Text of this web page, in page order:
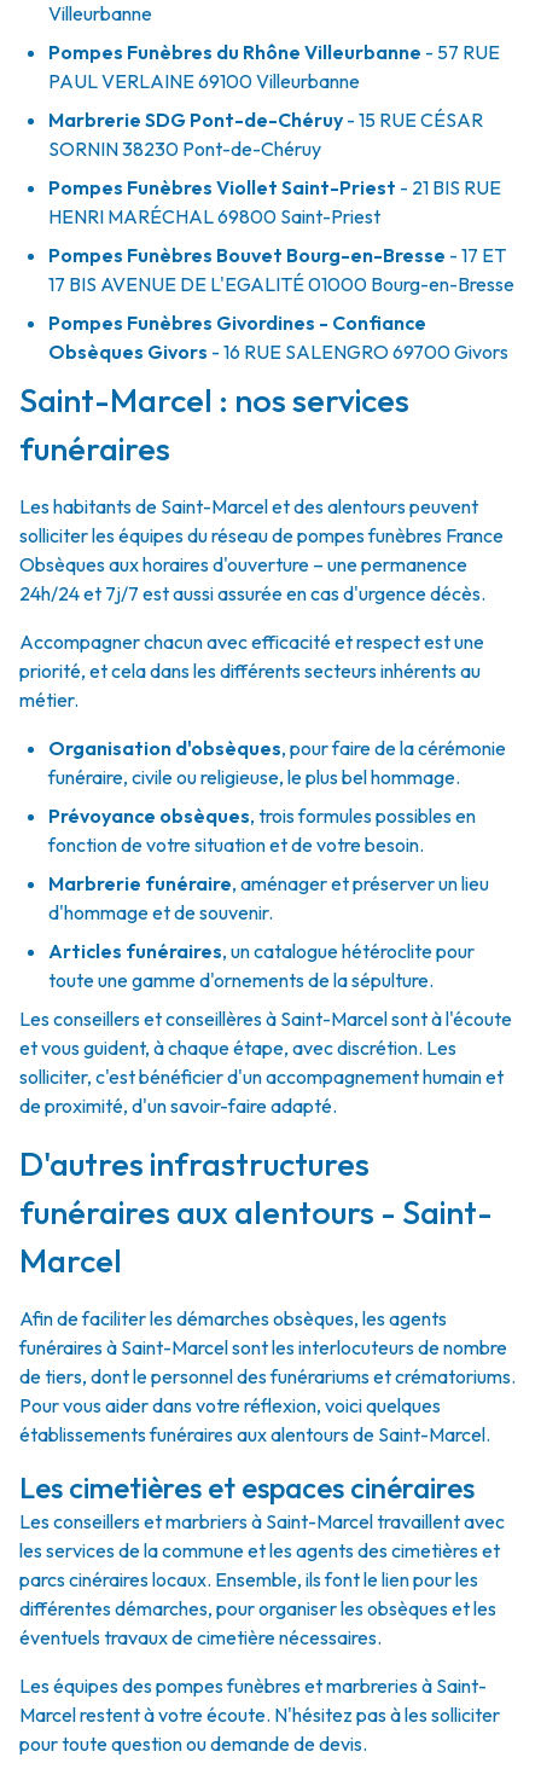
Villeurbanne
Pompes Funèbres du Rhône Villeurbanne - 57 RUE
PAUL VERLAINE69100Villeurbanne
Marbrerie SDG Pont-de-Chéruy - 15 RUE CÉSAR
SORNIN38230 Pont-de-Chéruy
Pompes Funèbres Viollet Saint-Priest - 21 BIS RUE
HENRI MARÉCHAL69800 Saint-Priest
Pompes Funèbres Bouvet Bourg-en-Bresse - 17 ET
17 BIS AVENUE DE L'EGALITÉ01000 Bourg-en-Bresse
Pompes Funèbres Givordines - Confiance
Obsèques Givors - 16 RUE SALENGRO69700Givors
Saint-Marcel : nos services
funéraires
Les habitants de Saint-Marcel et des alentours peuvent
solliciter les équipes du réseau de pompes funèbres France
Obsèques aux horaires d'ouverture – une permanence
24h/24 et 7j/7 est aussi assurée en cas d'urgence décès.
Accompagner chacun avec efficacité et respect est une
priorité, et cela dans les différents secteurs inhérents au
métier.
Organisation d'obsèques, pour faire de la cérémonie
funéraire, civile ou religieuse, le plus bel hommage.
Prévoyance obsèques, trois formules possibles en
fonction de votre situation et de votre besoin.
Marbrerie funéraire, aménager et préserver un lieu
d'hommage et de souvenir.
Articles funéraires, un catalogue hétéroclite pour
toute une gamme d'ornements de la sépulture.
Les conseillers et conseillères à Saint-Marcel sont à l'écoute
et vous guident, à chaque étape, avec discrétion. Les
solliciter, c'est bénéficier d'un accompagnement humain et
de proximité, d'un savoir-faire adapté.
D'autres infrastructures
funéraires aux alentours - Saint-
Marcel
Afin de faciliter les démarches obsèques, les agents
funéraires à Saint-Marcel sont les interlocuteurs de nombre
de tiers, dont le personnel des funérariums et crématoriums.
Pour vous aider dans votre réflexion, voici quelques
établissements funéraires aux alentours de Saint-Marcel.
Les cimetières et espaces cinéraires
Les conseillers et marbriers à Saint-Marcel travaillent avec
les services de la commune et les agents des cimetières et
parcs cinéraires locaux. Ensemble, ils font le lien pour les
différentes démarches, pour organiser les obsèques et les
éventuels travaux de cimetière nécessaires.
Les équipes des pompes funèbres et marbreries à Saint-
Marcel restent à votre écoute. N'hésitez pas à les solliciter
pour toute question ou demande de devis.